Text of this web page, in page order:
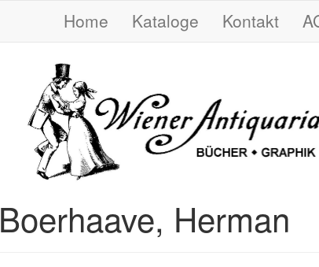
Home Kataloge Kontakt
Boerhaave, Herman